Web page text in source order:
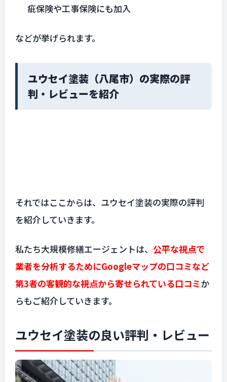
疵保険や工事保険にも加入
などが挙げられます。
ユウセイ塗装（八尾市）の実際の評
判・レビューを紹介
それではここからは、ユウセイ塗装の実際の評判
を紹介していきます。
私たち大規模修繕エージェントは、 公平な視点で
業者を分析するためにGoogleマップの口コミなど
第3者の客観的な視点から寄せられている口コミか
らもご紹介していきます。
ユウセイ塗装の良い評判・レビュー